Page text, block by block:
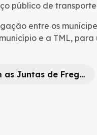
público de
entre os
e a TML,
Reunião com as Juntas de Freguesia da Área 3